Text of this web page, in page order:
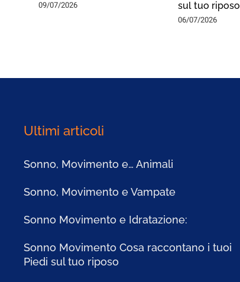
09/07/2026
sul tuo riposo
06/07/2026
Ultimi articoli
Sonno, Movimento e… Animali
Sonno, Movimento e Vampate
Sonno Movimento e Idratazione:
Sonno Movimento Cosa raccontano i tuoi
Piedi sul tuo riposo